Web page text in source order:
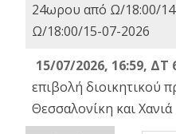
24ωρου από Ω/18:00/
Ω/18:00/15-07-2026
15/07/2026, 16:59, ΔΤ
επιβολή διοικητικού
Θεσσαλονίκη και Χανιά